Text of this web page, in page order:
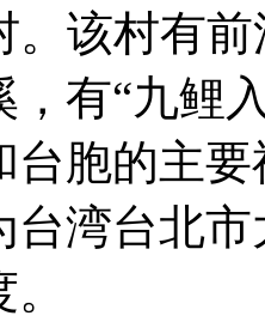
。该村有
，有“九鲤
台胞的主
台湾台北